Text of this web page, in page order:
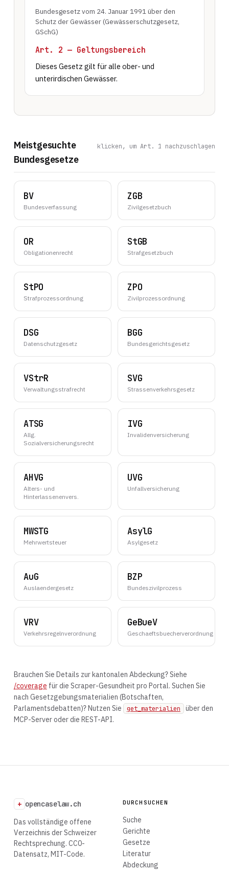
Bundesgesetz vom 24. Januar 1991 über den
Schutz der Gewässer (Gewässerschutzgesetz,
GSchG)
Art. 2 — Geltungsbereich
Dieses Gesetz gilt für alle ober- und
unterirdischen Gewässer.
Meistgesuchte
Bundesgesetze
klicken, um Art. 1 nachzuschlagen
BV
Bundesverfassung
ZGB
Zivilgesetzbuch
OR
Obligationenrecht
StGB
Strafgesetzbuch
StPO
Strafprozessordnung
ZPO
Zivilprozessordnung
DSG
Datenschutzgesetz
BGG
Bundesgerichtsgesetz
VStrR
Verwaltungsstrafrecht
SVG
Strassenverkehrsgesetz
ATSG
Allg.
Sozialversicherungsrecht
IVG
Invalidenversicherung
AHVG
Alters- und
Hinterlassenenvers.
UVG
Unfallversicherung
MWSTG
Mehrwertsteuer
AsylG
Asylgesetz
AuG
Auslaendergesetz
BZP
Bundeszivilprozess
VRV
Verkehrsregelnverordnung
GeBueV
Geschaeftsbuecherverordnung
Brauchen Sie Details zur kantonalen Abdeckung? Siehe
/coverage für die Scraper-Gesundheit pro Portal. Suchen Sie
nach Gesetzgebungsmaterialien (Botschaften,
Parlamentsdebatten)? Nutzen Sie
get_materialien
über den
MCP-Server oder die REST-API.
+ opencaselaw.ch
Das vollständige offene
Verzeichnis der Schweizer
Rechtsprechung. CC0-
Datensatz, MIT-Code.
DURCHSUCHEN
Suche
Gerichte
Gesetze
Literatur
Abdeckung